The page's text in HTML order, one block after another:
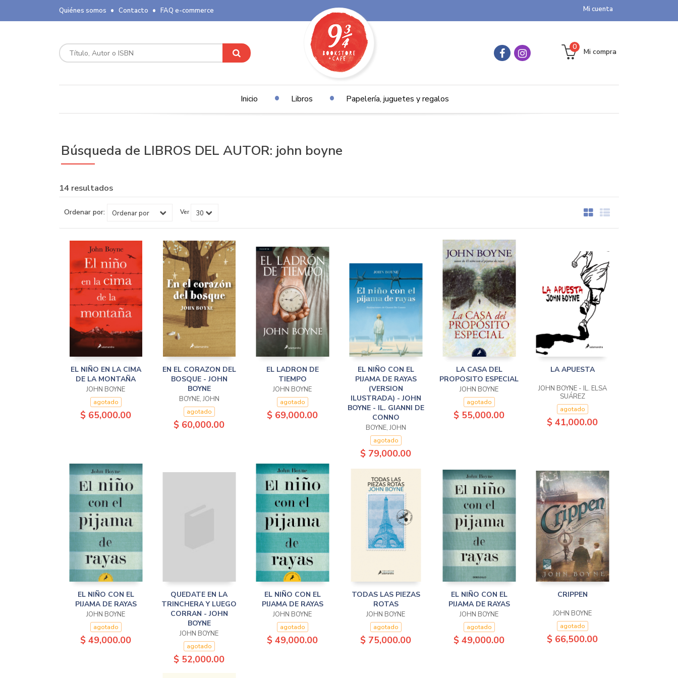
Mi cuenta
Quiénes somos Contacto FAQ e-commerce
Mi compra
0
Inicio Libros Papelería, juguetes y regalos
Búsqueda de LIBROS DEL AUTOR: john boyne
14 resultados
Ordenar por: Ver
EL NIÑO EN LA CIMA
DE LA MONTAÑA
JOHN BOYNE
agotado
$ 65,000.00
EN EL CORAZON DEL
BOSQUE - JOHN
BOYNE
BOYNE, JOHN
agotado
$ 60,000.00
EL LADRON DE
TIEMPO
JOHN BOYNE
agotado
$ 69,000.00
EL NIÑO CON EL
PIJAMA DE RAYAS
(VERSION
ILUSTRADA) - JOHN
BOYNE - IL. GIANNI DE
CONNO
BOYNE, JOHN
agotado
$ 79,000.00
LA CASA DEL
PROPOSITO ESPECIAL
JOHN BOYNE
agotado
$ 55,000.00
LA APUESTA
JOHN BOYNE - IL. ELSA
SUÁREZ
agotado
$ 41,000.00
EL NIÑO CON EL
PIJAMA DE RAYAS
JOHN BOYNE
agotado
$ 49,000.00
QUEDATE EN LA
TRINCHERA Y LUEGO
CORRAN - JOHN
BOYNE
JOHN BOYNE
agotado
$ 52,000.00
EL NIÑO CON EL
PIJAMA DE RAYAS
JOHN BOYNE
agotado
$ 49,000.00
TODAS LAS PIEZAS
ROTAS
JOHN BOYNE
agotado
$ 75,000.00
EL NIÑO CON EL
PIJAMA DE RAYAS
JOHN BOYNE
agotado
$ 49,000.00
CRIPPEN
JOHN BOYNE
agotado
$ 66,500.00